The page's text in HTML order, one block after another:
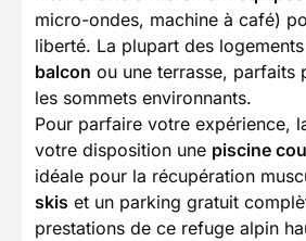
micro-ondes, machine à café)
liberté. La plupart des
balcon ou une terrasse, parfaits
les sommets environnants.
Pour parfaire votre expérience,
votre disposition une piscine
idéale pour la récupération
skis et un parking gratuit
prestations de ce refuge alpin